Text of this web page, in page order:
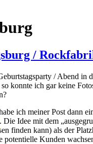
/
/ Abend
konnte ich gar keine
ich meiner Post dann
. Die Idee mit dem
finden kann) als der
Kunden